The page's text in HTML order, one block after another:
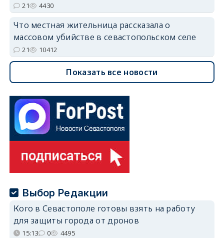
21 4430
Что местная жительница рассказала о
массовом убийстве в севастопольском селе
21 10412
Показать все новости
Выбор Редакции
Кого в Севастополе готовы взять на работу
для защиты города от дронов
15:13 0 4495